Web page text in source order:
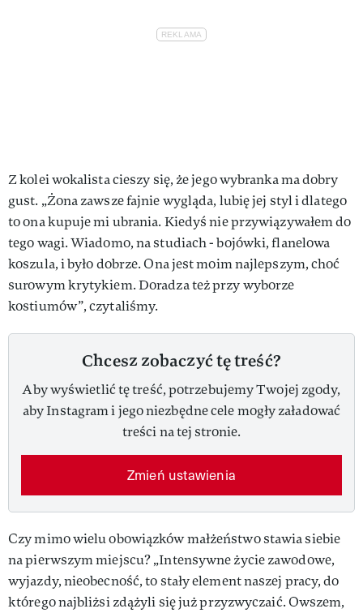
Z kolei wokalista cieszy się, że jego wybranka ma dobry
gust. „Żona zawsze fajnie wygląda, lubię jej styl i dlatego
to ona kupuje mi ubrania. Kiedyś nie przywiązywałem do
tego wagi. Wiadomo, na studiach - bojówki, flanelowa
koszula, i było dobrze. Ona jest moim najlepszym, choć
surowym krytykiem. Doradza też przy wyborze
kostiumów”, czytaliśmy.
Chcesz zobaczyć tę treść?
Aby wyświetlić tę treść, potrzebujemy Twojej zgody,
aby Instagram i jego niezbędne cele mogły załadować
treści na tej stronie.
Zmień ustawienia
Czy mimo wielu obowiązków małżeństwo stawia siebie
na pierwszym miejscu? „Intensywne życie zawodowe,
wyjazdy, nieobecność, to stały element naszej pracy, do
którego najbliżsi zdążyli się już przyzwyczaić. Owszem,